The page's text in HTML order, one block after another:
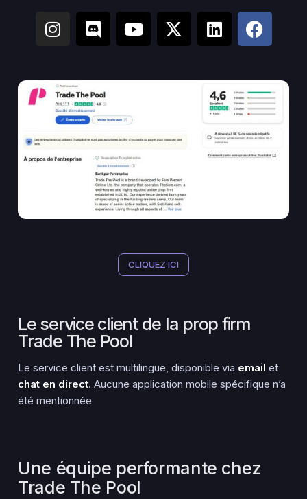
CLIQUEZ ICI
Le service client de la prop firm
Trade The Pool
Le service client est multilingue, disponible via email et
chat en direct. Aucune application mobile spécifique n’a
été mentionnée
Une équipe performante chez
Trade The Pool